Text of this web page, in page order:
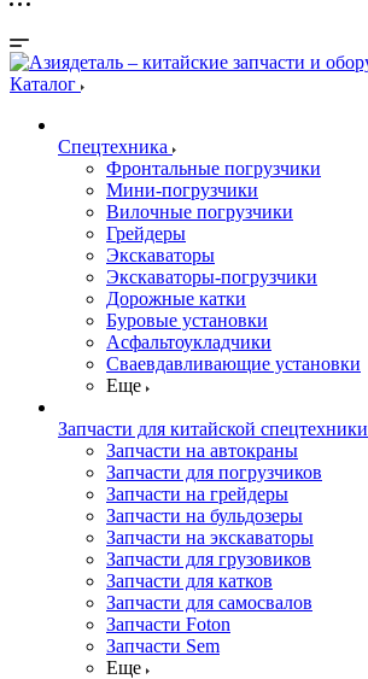
Каталог
Спецтехника
Фронтальные погрузчики
Мини-погрузчики
Вилочные погрузчики
Грейдеры
Экскаваторы
Экскаваторы-погрузчики
Дорожные катки
Буровые установки
Асфальтоукладчики
Сваевдавливающие установки
Еще
Запчасти для китайской спецтехники
Запчасти на автокраны
Запчасти для погрузчиков
Запчасти на грейдеры
Запчасти на бульдозеры
Запчасти на экскаваторы
Запчасти для грузовиков
Запчасти для катков
Запчасти для самосвалов
Запчасти Foton
Запчасти Sem
Еще